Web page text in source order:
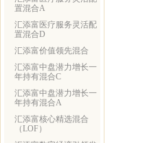
置混合A
汇添富医疗服务灵活配
置混合D
汇添富价值领先混合
汇添富中盘潜力增长一
年持有混合C
汇添富中盘潜力增长一
年持有混合A
汇添富核心精选混合
（LOF）